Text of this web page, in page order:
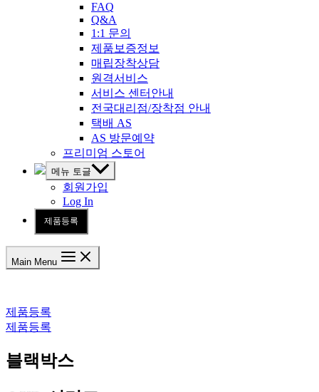
FAQ
Q&A
1:1 문의
제품보증정보
매립장착상담
원격서비스
서비스 센터안내
전국대리점/장착점 안내
택배 AS
AS 방문예약
프리미엄 스토어
메뉴 토글
회원가입
Log In
제품등록
Main Menu
제품등록
제품등록
블랙박스